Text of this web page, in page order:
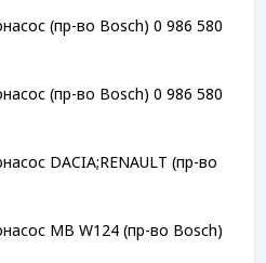
(пр-во Bosch) 0 986 580
(пр-во Bosch) 0 986 580
DACIA;RENAULT (пр-во
MB W124 (пр-во Bosch)